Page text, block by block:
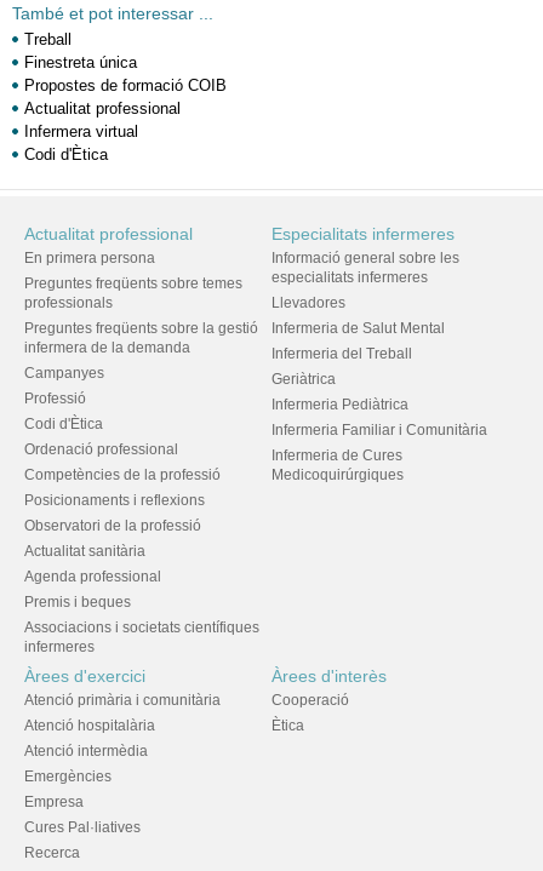
També et pot interessar ...
Treball
Finestreta única
Propostes de formació COIB
Actualitat professional
Infermera virtual
Codi d'Ètica
Actualitat professional
En primera persona
Preguntes freqüents sobre temes
professionals
Preguntes freqüents sobre la gestió
infermera de la demanda
Campanyes
Professió
Codi d'Ètica
Ordenació professional
Competències de la professió
Posicionaments i reflexions
Observatori de la professió
Actualitat sanitària
Agenda professional
Premis i beques
Associacions i societats científiques
infermeres
Especialitats infermeres
Informació general sobre les
especialitats infermeres
Llevadores
Infermeria de Salut Mental
Infermeria del Treball
Geriàtrica
Infermeria Pediàtrica
Infermeria Familiar i Comunitària
Infermeria de Cures
Medicoquirúrgiques
Àrees d'exercici
Atenció primària i comunitària
Atenció hospitalària
Atenció intermèdia
Emergències
Empresa
Cures Pal·liatives
Recerca
Àrees d'interès
Cooperació
Ètica